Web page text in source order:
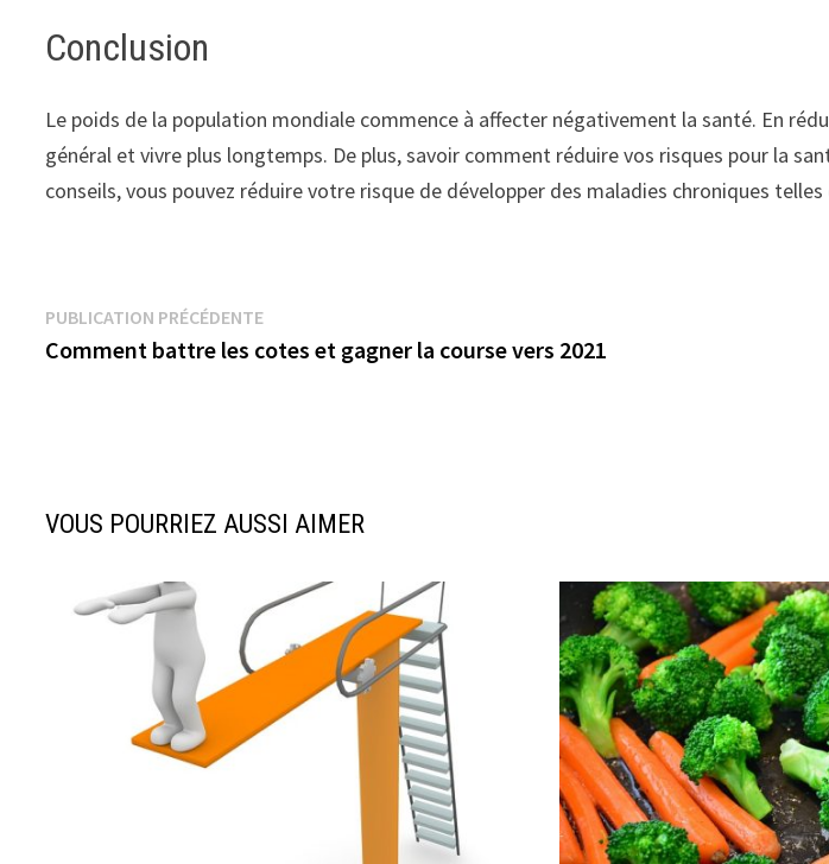
Conclusion
Le poids de la population mondiale commence à affecter négativement la santé. En
général et vivre plus longtemps. De plus, savoir comment réduire vos risques pour la
conseils, vous pouvez réduire votre risque de développer des maladies chroniques
Navigation
de
PUBLICATION PRÉCÉDENTEPublication
précédente :
Comment battre les cotes et gagner la course vers 2021
VOUS POURRIEZ AUSSI AIMER